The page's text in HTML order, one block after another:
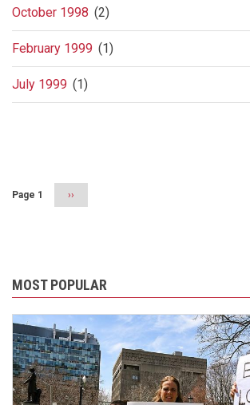
October 1998 (2)
February 1999 (1)
July 1999 (1)
Page 1
Next
››
MOST POPULAR